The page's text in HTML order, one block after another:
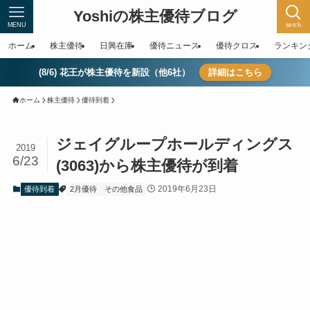
Yoshiの株主優待ブログ serch
MENU
ホーム 株主優待 日興在庫 優待ニュース 優待クロス ランキン
(8/6) 花王が株主優待を新設（他6社） 詳細はこちら
ホーム 株主優待 優待到着
ジェイグループホールディングス
(3063)から株主優待が到着
2019
6/23
優待到着 2月優待 その他食品 2019年6月23日